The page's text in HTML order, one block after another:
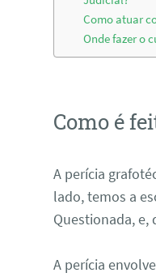
Como atuar
Onde fazer o
Como é
A perícia
lado, temos a
Questionada, e,
A perícia